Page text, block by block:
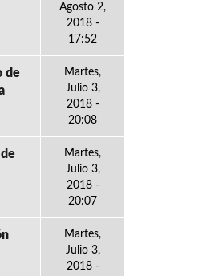
Agosto 2,
2018 -
17:52
de
Martes,
Julio 3,
2018 -
20:08
Martes,
Julio 3,
2018 -
20:07
Martes,
Julio 3,
2018 -